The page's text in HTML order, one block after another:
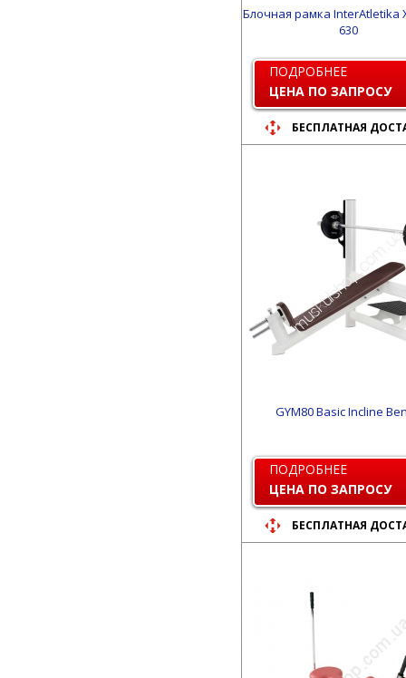
Блочная рамка InterAtletika
630
ПОДРОБНЕЕ
ЦЕНА ПО ЗАПРОСУ
БЕСПЛАТНАЯ
GYM80 Basic Incline
ПОДРОБНЕЕ
ЦЕНА ПО ЗАПРОСУ
БЕСПЛАТНАЯ